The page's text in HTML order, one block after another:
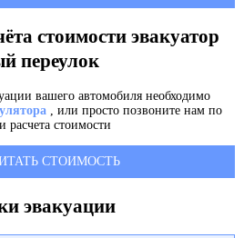
стоимости эвакуатор
переулок
вашего автомобиля необходимо
, или просто позвоните нам по
расчета стоимости
СТОИМОСТЬ
эвакуации